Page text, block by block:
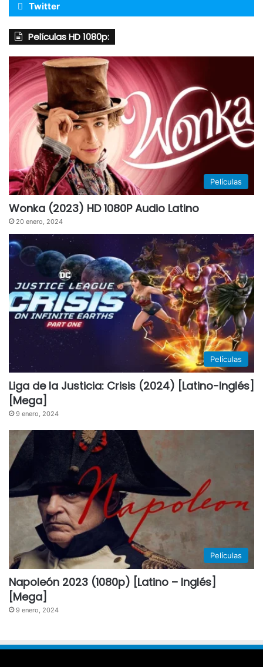
Twitter
Películas HD 1080p:
Películas
Wonka (2023) HD 1080P Audio Latino
20 enero, 2024
Películas
Liga de la Justicia: Crisis (2024) [Latino-Inglés]
[Mega]
9 enero, 2024
Películas
Napoleón 2023 (1080p) [Latino – Inglés]
[Mega]
9 enero, 2024